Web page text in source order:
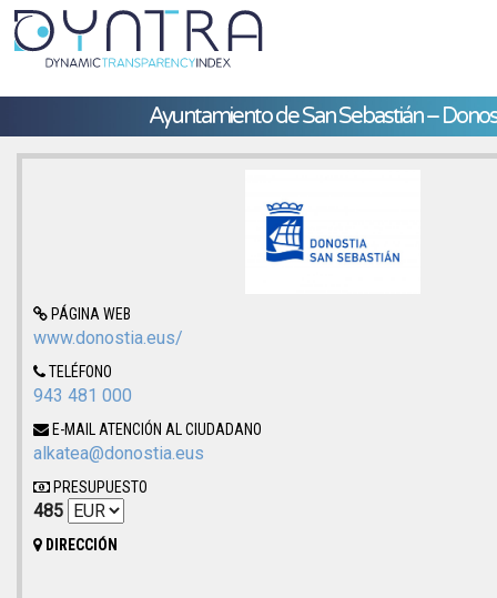
Ayuntamiento de San Sebastián –
PÁGINA WEB
www.donostia.eus/
TELÉFONO
943 481 000
E-MAIL ATENCIÓN AL CIUDADANO
alkatea@donostia.eus
PRESUPUESTO
485
DIRECCIÓN